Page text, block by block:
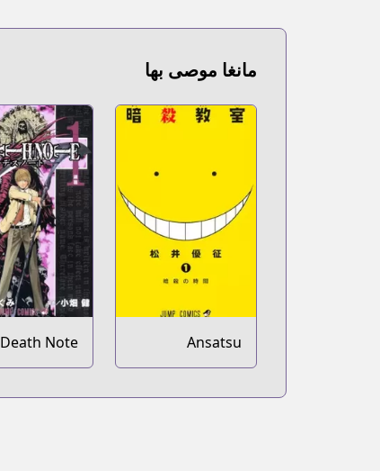
مانغا موصى بها
Ansatsu
Kyoushitsu
Death Note